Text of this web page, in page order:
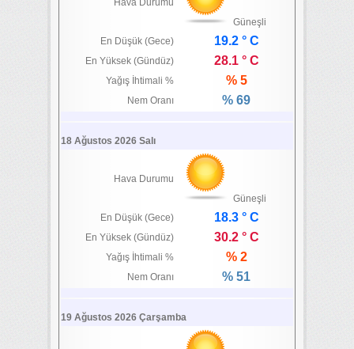
Hava Durumu
Güneşli
En Düşük (Gece)
19.2 ° C
En Yüksek (Gündüz) 28.1 ° C
Yağış İhtimali % % 5
Nem Oranı % 69
18 Ağustos 2026 Salı
Hava Durumu
Güneşli
En Düşük (Gece)
18.3 ° C
En Yüksek (Gündüz) 30.2 ° C
Yağış İhtimali % % 2
Nem Oranı % 51
19 Ağustos 2026 Çarşamba